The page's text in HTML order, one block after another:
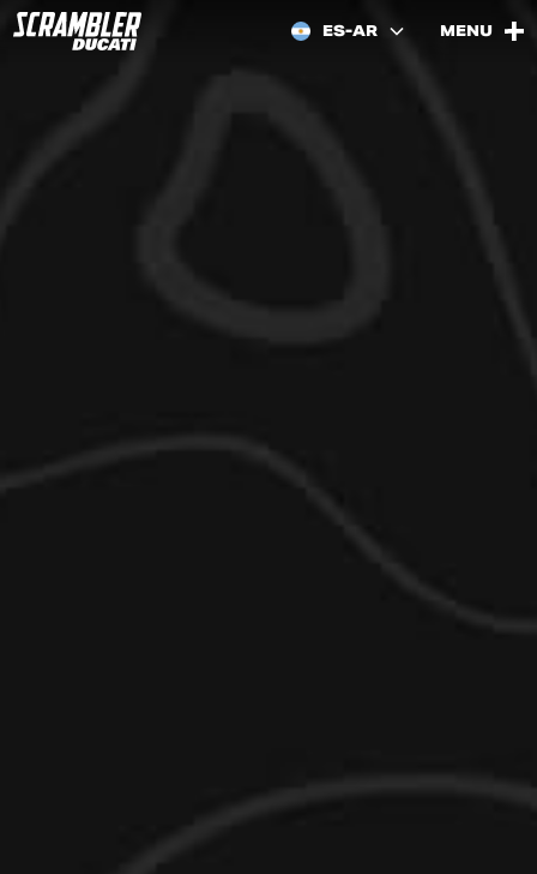
ES-AR MENU